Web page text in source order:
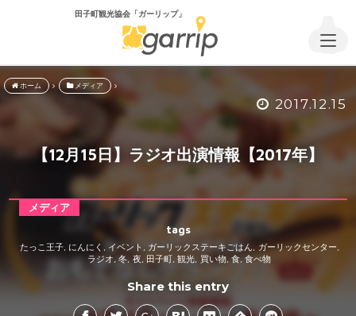
田子町観光協会「ガーリップ」
ホーム メディア
2017.12.15
【12月15日】ラジオ出演情報【2017年】
メディア
tags
たっこ王子, にんにく イベント ガーリックステーキごはん ガーリックセンター
ラジオ 冬 夜, 田子町 観光 買い物, 食, 食べ物
Share this entry